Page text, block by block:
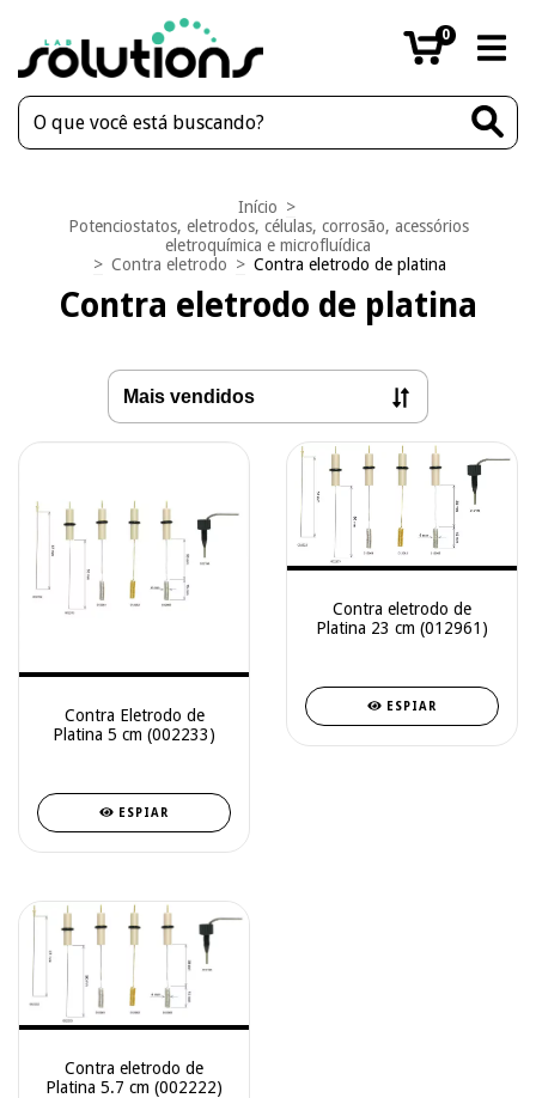
0
Início >
Potenciostatos, eletrodos, células, corrosão, acessórios
eletroquímica e microfluídica
> Contra eletrodo > Contra eletrodo de platina
Contra eletrodo de platina
Contra Eletrodo de
Platina 5 cm (002233)
ESPIAR
Contra eletrodo de
Platina 23 cm (012961)
ESPIAR
Contra eletrodo de
Platina 5.7 cm (002222)